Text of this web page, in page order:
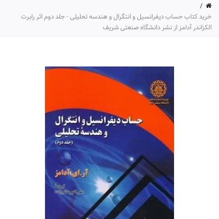
خرید کتاب حساب دیفرانسیل و انتگرال و هندسه تحلیلی - جلد دوم اثر رابرت
الکزاندر آدامز از نشر دانشگاه صنعتی شریف